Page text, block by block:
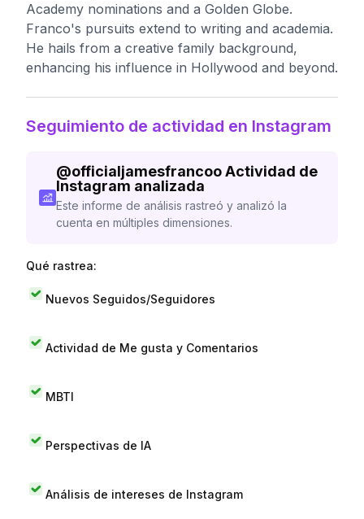
Academy nominations and a Golden Globe.
Franco's pursuits extend to writing and academia.
He hails from a creative family background,
enhancing his influence in Hollywood and beyond.
Seguimiento de actividad en Instagram
@officialjamesfrancooActividad de
Instagram analizada
Este informe de análisis rastreó y analizó la
cuenta en múltiples dimensiones.
Qué rastrea:
Nuevos Seguidos/Seguidores
Actividad de Me gusta y Comentarios
MBTI
Perspectivas de IA
Análisis de intereses de Instagram